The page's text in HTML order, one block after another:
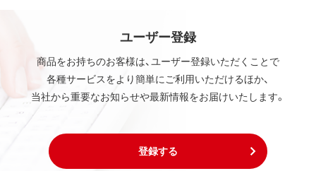
ユーザー登録
商品をお持ちのお客様は、ユーザー登録いただくことで
各種サービスをより簡単にご利用いただけるほか、
当社から重要なお知らせや最新情報をお届けいたします。
登録する